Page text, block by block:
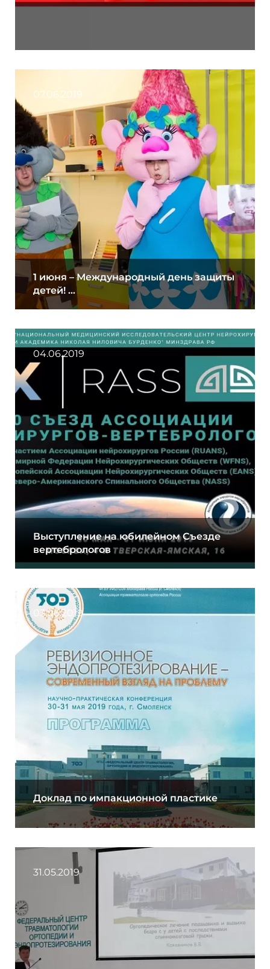
07.06.2019
1 июня – Международный день защиты
детей! ...
04.06.2019
Выступление на юбилейном Съезде
вертебрологов
03.06.2019
Доклад по импакционной пластике
31.05.2019